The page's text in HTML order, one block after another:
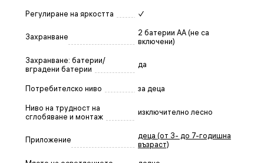
Регулиране на яркостта ✓
Захранване
2 батерии АА (не са
включени)
Захранване: батерии/
вградени батерии
да
Потребителско ниво за деца
Ниво на трудност на
сглобяване и монтаж
изключително лесно
Приложение
деца (от 3- до 7-годишна
възраст)